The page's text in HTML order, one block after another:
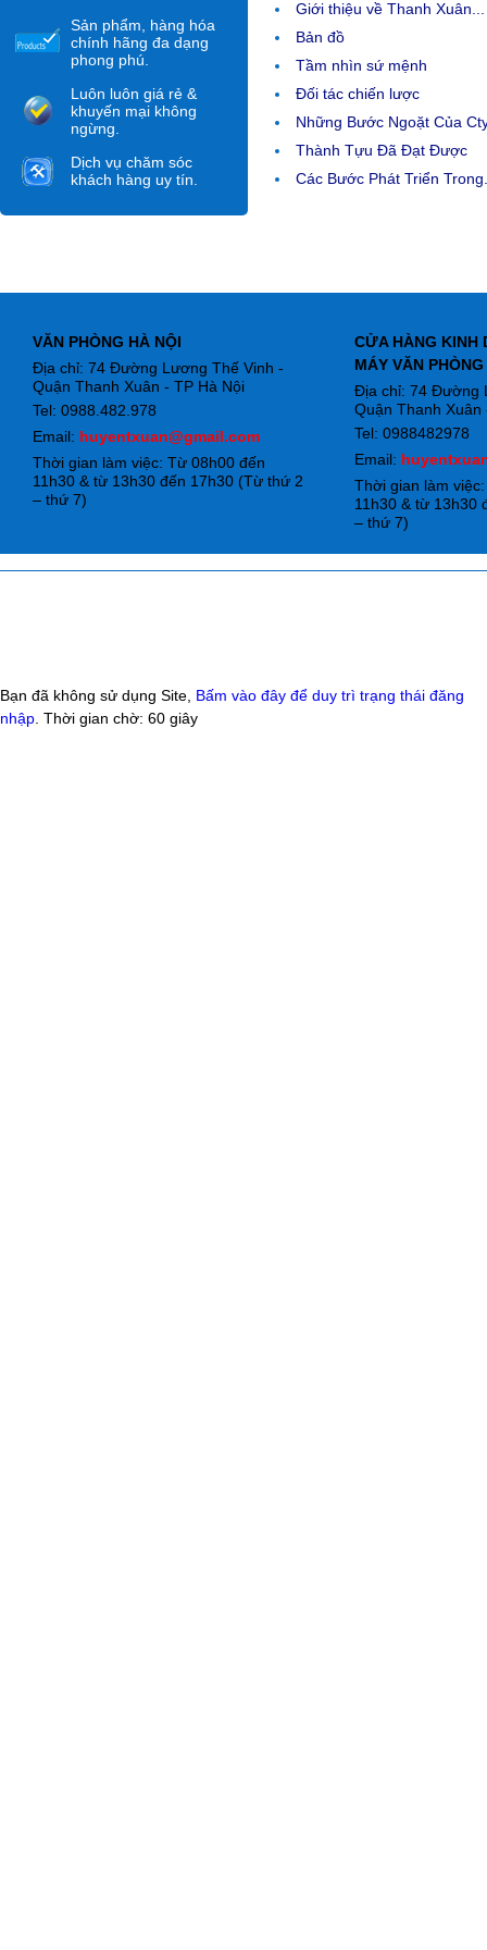
Sản phẩm, hàng hóa
chính hãng đa dạng
phong phú.
Luôn luôn giá rẻ &
khuyến mại không
ngừng.
Dịch vụ chăm sóc
khách hàng uy tín.
Giới thiệu về Thanh Xuân...
Bản đồ
Tầm nhìn sứ mệnh
Đối tác chiến lược
Những Bước Ngoặt Của
Thành Tựu Đã Đạt Được
Các Bước Phát Triển
VĂN PHÒNG HÀ NỘI
Địa chỉ: 74 Đường Lương Thế Vinh -
Quận Thanh Xuân - TP Hà Nội
Tel: 0988.482.978
Email: huyentxuan@gmail.com
Thời gian làm việc: Từ 08h00 đến
11h30 & từ 13h30 đến 17h30 (Từ thứ 2
– thứ 7)
CỬA HÀNG KINH
MÁY VĂN PHÒNG
Địa chỉ: 74 Đường
Quận Thanh Xuân
Tel: 0988482978
Email:
Thời gian làm
11h30 & từ 13h30
– thứ 7)
Bạn đã không sử dụng Site, Bấm vào đây để duy trì trạng thái đăng
nhập . Thời gian chờ: 60 giây